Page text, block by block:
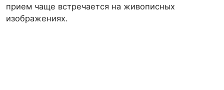
прием чаще встречается на живописных
изображениях.